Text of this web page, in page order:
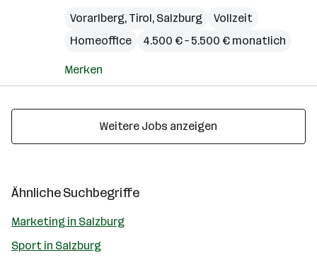
Vorarlberg, Tirol, Salzburg
Vollzeit
Homeoffice
4.500 € – 5.500 € monatlich
Merken
Weitere Jobs anzeigen
Ähnliche Suchbegriffe
Marketing in Salzburg
Sport in Salzburg